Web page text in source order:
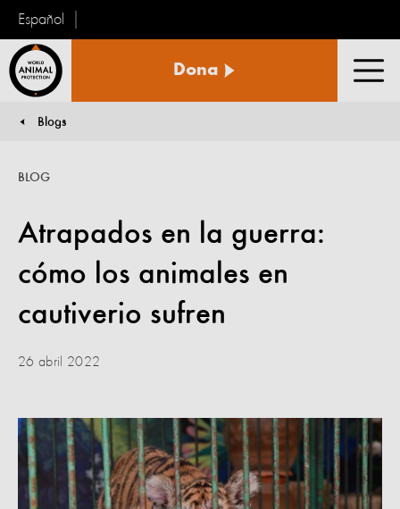
Español
Animal
Dona
You are here:
Blogs
Atrapados en la guerra:
cómo los animales en
cautiverio sufren
BLOG
26 abril 2022